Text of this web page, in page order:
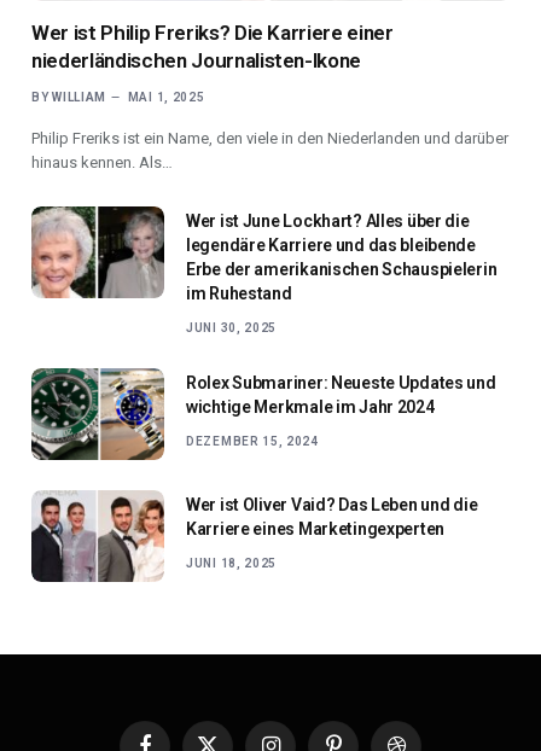
Wer ist Philip Freriks? Die Karriere einer
niederländischen Journalisten-Ikone
BY WILLIAM MAI 1, 2025
Philip Freriks ist ein Name, den viele in den Niederlanden und darüber
hinaus kennen. Als…
Wer ist June Lockhart? Alles über die
legendäre Karriere und das bleibende
Erbe der amerikanischen Schauspielerin
im Ruhestand
JUNI 30, 2025
Rolex Submariner: Neueste Updates und
wichtige Merkmale im Jahr 2024
DEZEMBER 15, 2024
Wer ist Oliver Vaid? Das Leben und die
Karriere eines Marketingexperten
JUNI 18, 2025